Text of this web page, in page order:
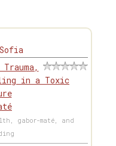
in a Toxic
gabor-maté, and